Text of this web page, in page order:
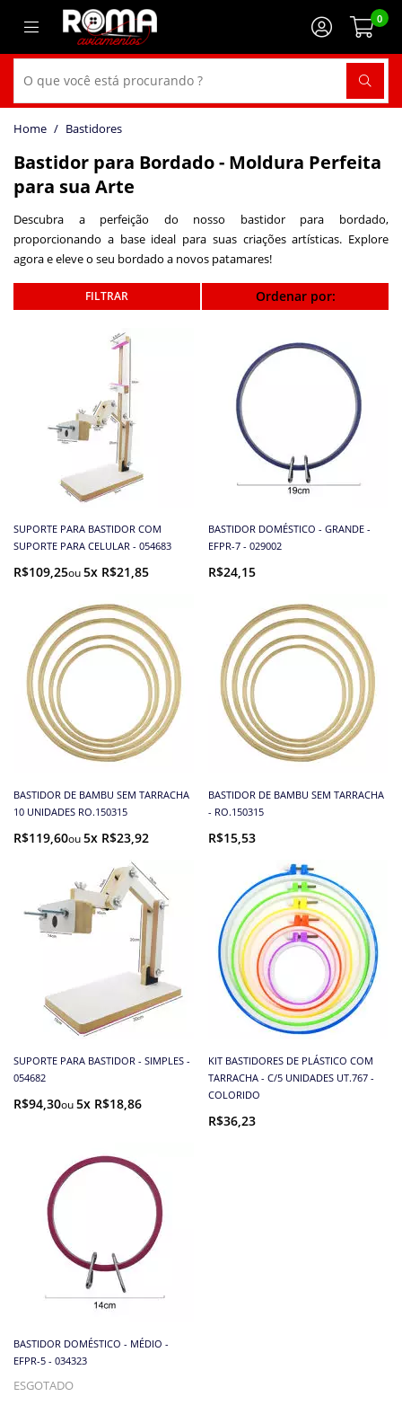
0
Bastidores
Bastidor para Bordado - Moldura Perfeita
para sua Arte
Descubra a perfeição do nosso bastidor para bordado,
proporcionando a base ideal para suas criações artísticas. Explore
agora e eleve o seu bordado a novos patamares!
Ordenar por:
SUPORTE PARA BASTIDOR COM
SUPORTE PARA CELULAR - 054683
R$109,25 5x R$21,85
BASTIDOR DOMÉSTICO - GRANDE -
EFPR-7 - 029002
R$24,15
BASTIDOR DE BAMBU SEM TARRACHA
10 UNIDADES RO.150315
R$119,60 5x R$23,92
BASTIDOR DE BAMBU SEM TARRACHA
- RO.150315
R$15,53
SUPORTE PARA BASTIDOR - SIMPLES -
054682
R$94,30 5x R$18,86
KIT BASTIDORES DE PLÁSTICO COM
TARRACHA - C/5 UNIDADES UT.767 -
COLORIDO
R$36,23
BASTIDOR DOMÉSTICO - MÉDIO -
EFPR-5 - 034323
ESGOTADO